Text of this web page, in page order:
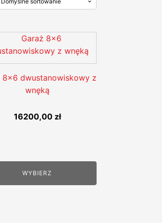
8x6 dwustanowiskowy z
wnęką
16200,00 zł
WYBIERZ